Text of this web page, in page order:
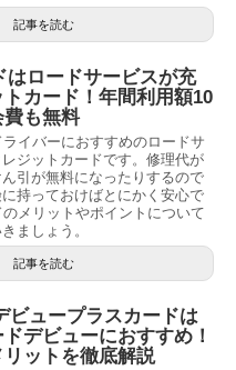
記事を読む
はロードサービスが充
カード！年間利用額10
も無料
イバーにおすすめのロードサ
ジットカードです。修理代が
引が無料になったりするので
持っておけばとにかく安心で
メリットやポイントについて
ましょう。
記事を読む
ビュープラスカードは
デビューにおすすめ！
ットを徹底解説